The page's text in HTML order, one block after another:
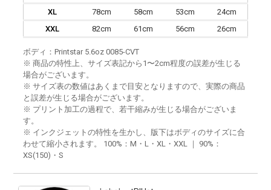
XL
78cm 58cm 53cm
24cm
XXL
82cm 61cm 56cm 26cm
ボディ：Printstar 5.6oz 0085-CVT
※ 商品の特性上、サイズ表記から1〜2cm程度の誤差が生じる
場合がございます。
※ サイズ表の数値はあくまで目安となりますので、実際の商品
と誤差が生じる場合がございます。
※ プリント加工の過程で、若干縮みが生じる場合がございま
す。
※ インクジェットの特性を生かし、版下はボディのサイズに合
わせて縮小されます。 100%：M・L・XL・XXL ｜ 90%：
XS(150)・S